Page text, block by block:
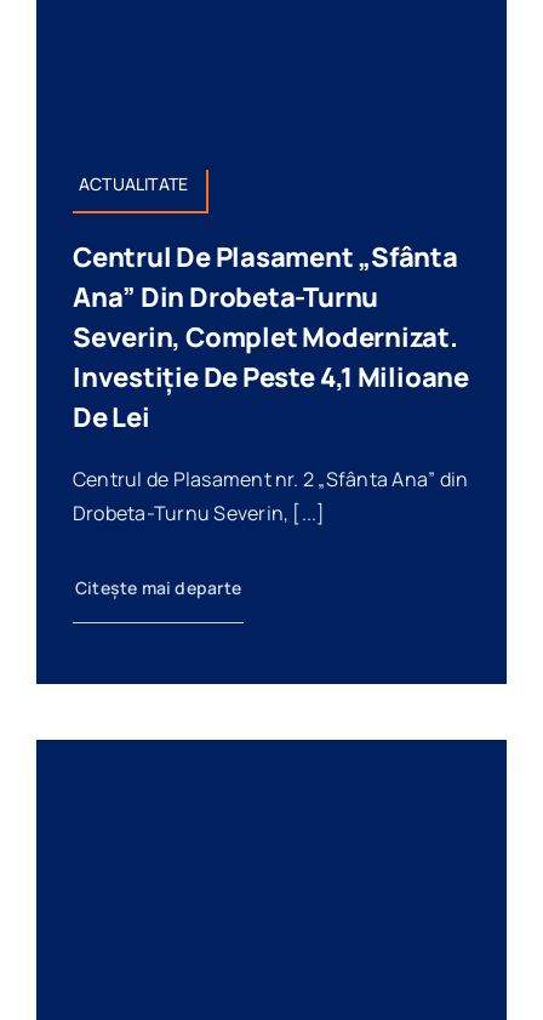
ACTUALITATE
Centrul De Plasament „Sfânta
Ana” Din Drobeta-Turnu
Severin, Complet Modernizat.
Investiție De Peste 4,1 Milioane
De Lei
Centrul de Plasament nr. 2 „Sfânta Ana” din
Drobeta-Turnu Severin, [...]
Citește mai departe